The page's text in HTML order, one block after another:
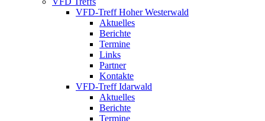
VFD-Treff Hoher Westerwald
Aktuelles
Berichte
Termine
Links
Partner
Kontakte
VFD-Treff Idarwald
Aktuelles
Berichte
Termine